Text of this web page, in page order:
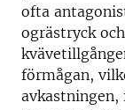
ofta
ogrästryck
förmågan,